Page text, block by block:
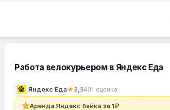
Работа велокурьером в Яндекс Еда
Яндекс Еда★3,3401 оценка
Аренда Яндекс байка за 1₽